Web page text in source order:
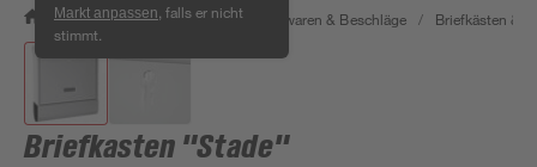
Markt anpassen , falls er nicht
stimmt.
/ Werkstatt & Maschinen / Eisenwaren & Beschläge / Briefkästen &
Briefkasten "Stade"